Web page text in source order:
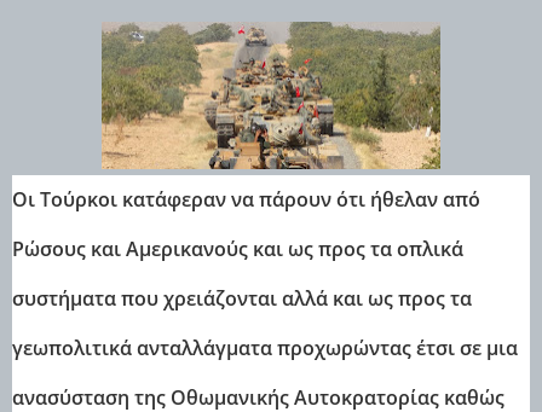
Oι Τούρκοι κατάφεραν να πάρουν ότι ήθελαν από
Ρώσους και Αμερικανούς και ως προς τα οπλικά
συστήματα που χρειάζονται αλλά και ως προς τα
γεωπολιτικά ανταλλάγματα προχωρώντας έτσι σε μια
ανασύσταση της Οθωμανικής Αυτοκρατορίας καθώς